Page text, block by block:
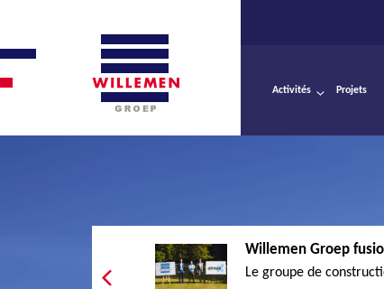
Activités Projets
Willemen Groep
Le groupe de